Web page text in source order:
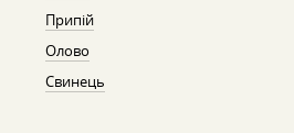
Припій
Олово
Свинець